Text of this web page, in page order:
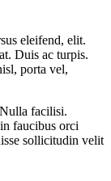
eleifend, elit.
Duis ac turpis.
porta vel,
facilisi.
faucibus orci
sollicitudin velit